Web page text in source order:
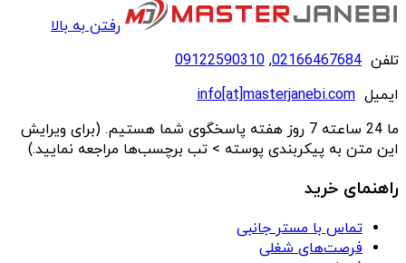
رفتن به بالا
تلفن 02166467684
,
09122590310
ایمیل info[at]masterjanebi.com
ما 24 ساعته 7 روز هفته پاسخگوی شما هستیم. (برای ویرایش
این متن به پیکربندی پوسته > تب برچسب‌ها مراجعه نمایید.)
راهنمای خرید
تماس با مستر جانبی
فرصت‌های شغلی